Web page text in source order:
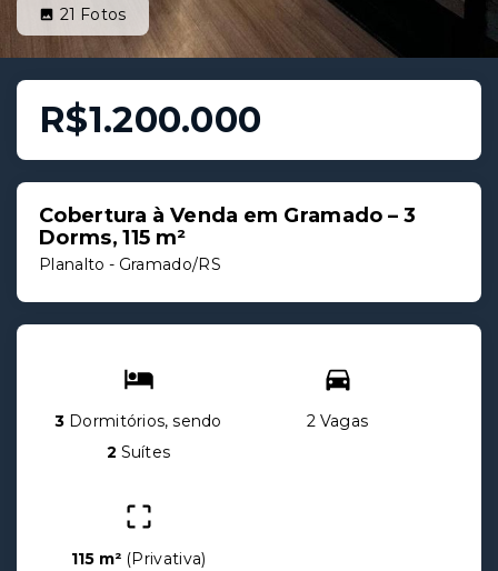
21 Fotos
R$1.200.000
Cobertura à Venda em Gramado – 3
Dorms, 115 m²
Planalto - Gramado/RS
3 Dormitórios, sendo
2 Suítes
2 Vagas
115 m² (Privativa)